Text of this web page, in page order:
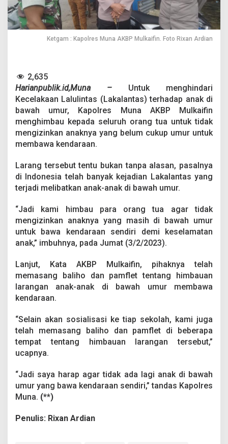
O
r
a
n
g
a
r
a
n
g
A
a
B
a
w
K
e
n
d
a
n
,
A
l
a
n
y
Ketgam : Kapolres Muna AKBP Mulkaifin. Foto Rixan Ardian
2,635
Harianpublik.id,Muna –
Untuk menghindari
Kecelakaan Lalulintas (Lakalantas) terhadap anak di
bawah umur, Kapolres Muna AKBP Mulkaifin
menghimbau kepada seluruh orang tua untuk tidak
mengizinkan anaknya yang belum cukup umur untuk
membawa kendaraan.
Larang tersebut tentu bukan tanpa alasan, pasalnya
di Indonesia telah banyak kejadian Lakalantas yang
terjadi melibatkan anak-anak di bawah umur.
“Jadi kami himbau para orang tua agar tidak
mengizinkan anaknya yang masih di bawah umur
untuk bawa kendaraan sendiri demi keselamatan
anak,” imbuhnya, pada Jumat (3/2/2023).
Lanjut, Kata AKBP Mulkaifin, pihaknya telah
memasang baliho dan pamflet tentang himbauan
larangan anak-anak di bawah umur membawa
kendaraan.
“Selain akan sosialisasi ke tiap sekolah, kami juga
telah memasang baliho dan pamflet di beberapa
tempat tentang himbauan larangan tersebut,”
ucapnya.
“Jadi saya harap agar tidak ada lagi anak di bawah
umur yang bawa kendaraan sendiri,” tandas Kapolres
Muna. (**)
Penulis: Rixan Ardian